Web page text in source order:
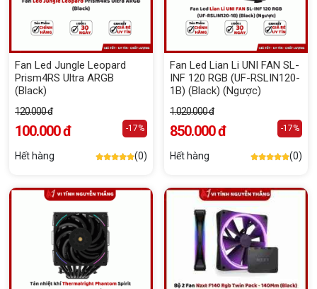
Fan Led Jungle Leopard
Prism4RS Ultra ARGB
(Black)
120.000 đ
100.000 đ -17%
Hết hàng (0)
Fan Led Lian Li UNI FAN SL-
INF 120 RGB (UF-RSLIN120-
1B) (Black) (Ngược)
1.020.000 đ
850.000 đ -17%
Hết hàng (0)